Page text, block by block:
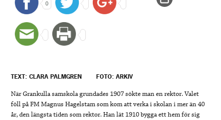
0
TEXT: CLARA PALMGREN FOTO: ARKIV
När Grankulla samskola grundades 1907 sökte man en rektor. Valet
föll på FM Magnus Hagelstam som kom att verka i skolan i mer än 40
år, den längsta tiden som rektor. Han lät 1910 bygga ett hem för sig